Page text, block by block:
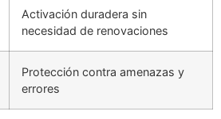
Activación duradera sin
necesidad de renovaciones
Protección contra amenazas y
errores